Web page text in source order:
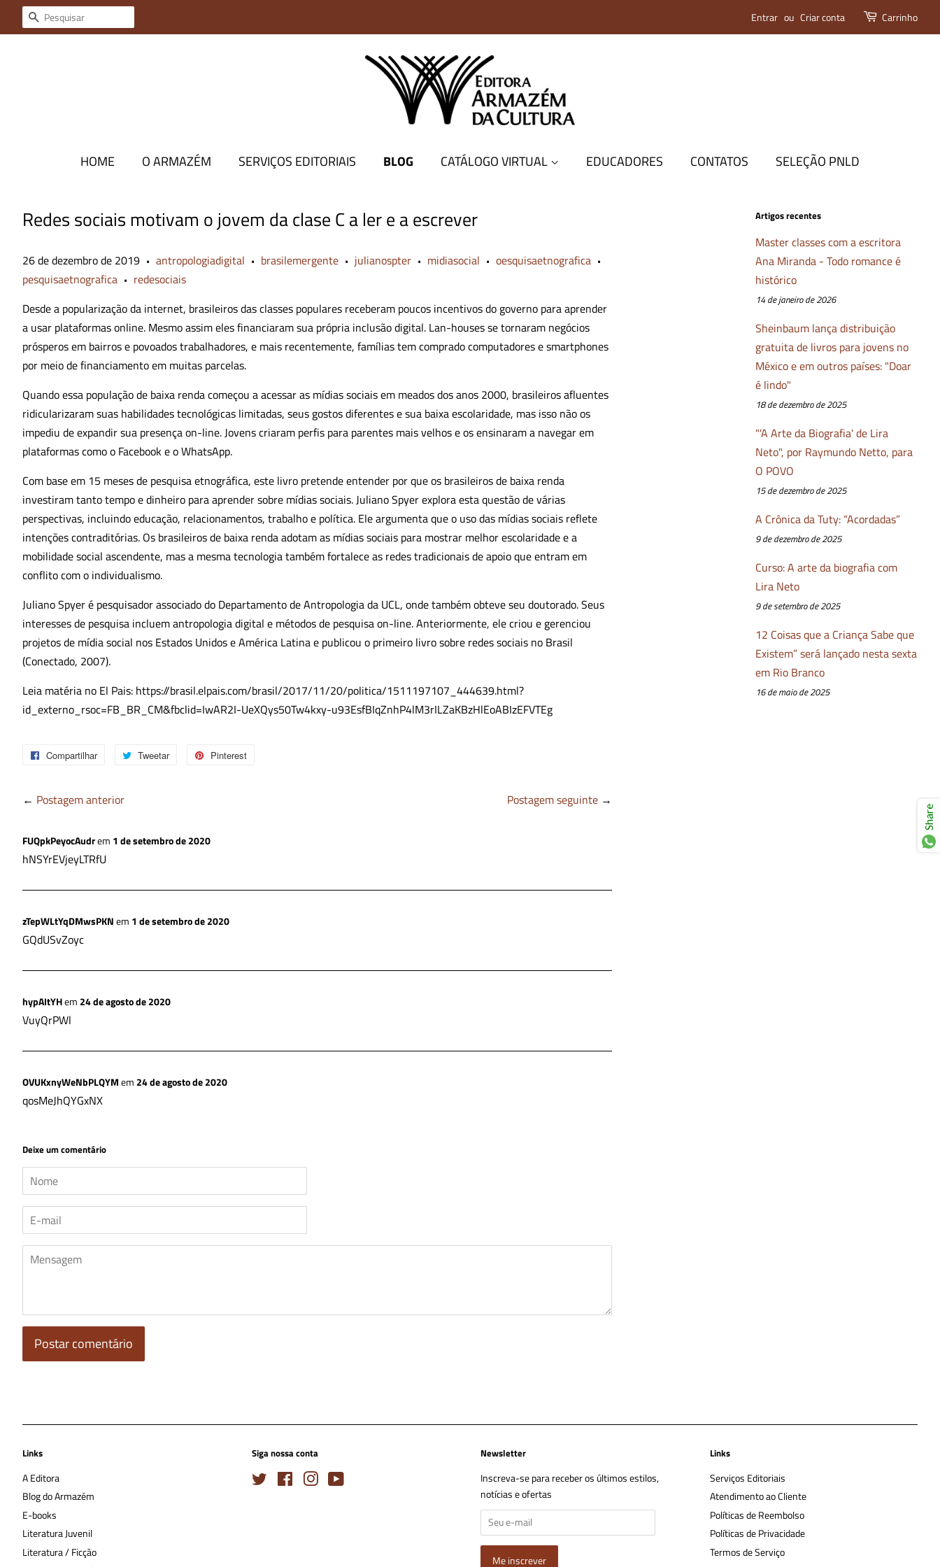
Pesquisar Entrar ou Criar conta Carrinho
HOME O ARMAZÉM SERVIÇOS EDITORIAIS BLOG CATÁLOGO VIRTUAL EDUCADORES CONTATOS SELEÇÃO PNLD
Redes sociais motivam o jovem da clase C a ler e a escrever
26 de dezembro de 2019 • antropologiadigital • brasilemergente • julianospter • midiasocial • oesquisaetnografica •
pesquisaetnografica •
redesociais
Desde a popularização da internet, brasileiros das classes populares receberam poucos incentivos do governo para aprender
a usar plataformas online. Mesmo assim eles financiaram sua própria inclusão digital. Lan-houses se tornaram negócios
prósperos em bairros e povoados trabalhadores, e mais recentemente, famílias tem comprado computadores e smartphones
por meio de financiamento em muitas parcelas.
Quando essa população de baixa renda começou a acessar as mídias sociais em meados dos anos 2000, brasileiros afluentes
ridicularizaram suas habilidades tecnológicas limitadas, seus gostos diferentes e sua baixa escolaridade, mas isso não os
impediu de expandir sua presença on-line. Jovens criaram perfis para parentes mais velhos e os ensinaram a navegar em
plataformas como o Facebook e o WhatsApp.
Com base em 15 meses de pesquisa etnográfica, este livro pretende entender por que os brasileiros de baixa renda
investiram tanto tempo e dinheiro para aprender sobre mídias sociais. Juliano Spyer explora esta questão de várias
perspectivas, incluindo educação, relacionamentos, trabalho e política. Ele argumenta que o uso das mídias sociais reflete
intenções contraditórias. Os brasileiros de baixa renda adotam as mídias sociais para mostrar melhor escolaridade e a
mobilidade social ascendente, mas a mesma tecnologia também fortalece as redes tradicionais de apoio que entram em
conflito com o individualismo.
Juliano Spyer é pesquisador associado do Departamento de Antropologia da UCL, onde também obteve seu doutorado. Seus
interesses de pesquisa incluem antropologia digital e métodos de pesquisa on-line. Anteriormente, ele criou e gerenciou
projetos de mídia social nos Estados Unidos e América Latina e publicou o primeiro livro sobre redes sociais no Brasil
(Conectado, 2007).
Leia matéria no El Pais: https://brasil.elpais.com/brasil/2017/11/20/politica/1511197107_444639.html?
id_externo_rsoc=FB_BR_CM&fbclid=IwAR2I-UeXQys50Tw4kxy-u93EsfBIqZnhP4lM3rILZaKBzHlEoABIzEFVTEg
Compartilhar
Compartilhar
Facebook
Tweetar Tweetar Pinterest
← Postagem anterior Postagem seguinte →
FUQpkPeyocAudrem 1 de setembro de 2020
hNSYrEVjeyLTRfU
zTepWLtYqDMwsPKNem 1 de setembro de 2020
GQdUSvZoyc
hypAItYHem24 de agosto de 2020
VuyQrPWl
OVUKxnyWeNbPLQYMem24 de agosto de 2020
qosMeJhQYGxNX
Deixe um comentário
Nome
E-
mail
Mensagem
Artigos recentes
Master classes com a escritora
Ana Miranda - Todo romance é
histórico
14 de janeiro de 2026
Sheinbaum lança distribuição
gratuita de livros para jovens no
México e em outros países: "Doar
é lindo"
18 de dezembro de 2025
"'A Arte da Biografia' de Lira
Neto", por Raymundo Netto, para
O POVO
15 de dezembro de 2025
A Crônica da Tuty: “Acordadas”
9 de dezembro de 2025
Curso: A arte da biografia com
Lira Neto
9 de setembro de 2025
12 Coisas que a Criança Sabe que
Existem” será lançado nesta sexta
em Rio Branco
16 de maio de 2025
Links
A Editora
Blog do Armazém
E-books
Literatura Juvenil
Literatura / Ficção
Siga nossa conta
Twitter
FacebookInstagramYouTube
Newsletter
Inscreva-se para receber os últimos estilos,
notícias e ofertas
Links
Serviços Editoriais
Atendimento ao Cliente
Políticas de Reembolso
Políticas de Privacidade
Termos de Serviço
Share